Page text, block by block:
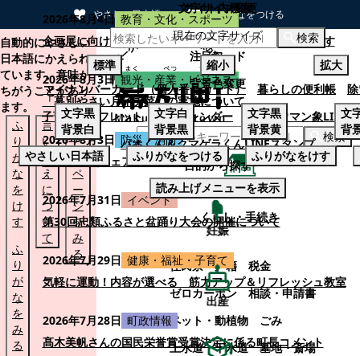
やさしい日本語 ひらがなをつける
本文へスキップする
自動的にやさしい
日本語にかえられ
ています。意味が
ちがうことがあり
ます。
ふ
り
が
な
を
け
す
ふ
り
が
な
を
み
る
言
い
替
え
に
つ
い
て
も
と
の
ペ
ー
ジ
を
み
る
検索
くらし・手続き
くらし・手続き
住民票・戸籍
税金
ゼロカーボン
相談・申請書
ペット・動植物
ごみ
上水道・下水道
墓地・斎場
2026年8月4日 教育・文化・スポーツ
企画展に向けて：安東ウメ子さんとの思い出を募集します
2026年8月3日 観光・産業・ビジネス
「幕別やさい月イチ菜」の実施について
2026年8月3日 防災・消防
幕別町防災フェアの開催について
2026年7月31日 イベント
第30回忠類ふるさと盆踊り大会の開催について
2026年7月29日 健康・福祉・子育て
気軽に運動！内容が選べる 筋力アップ＆リフレッシュ教室
2026年7月28日 町政情報
髙木美帆さんの国民栄誉賞受賞決定に係る町長コメント
サイト内検索
検索
注目ワード
マイナンバーカード（個人番号カード） 暮らしの便利帳
子育てパンフレット
ごみカレンダー
忠類ナウマン象LINE
パオくん＆クマゲラくんLINEスタンプ
目的から探す
妊娠
出産
文字サイズ変更
現在の文字サイズ
標準
縮小
拡大
背景色変更
文字黒
背景白
文字白
背景黒
文字黒
背景黄
文
背
やさしい日本語
ふりがなをつける ふりがなをけす
読み上げメニューを表示